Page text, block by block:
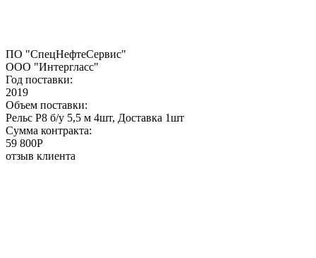
ПО "СпецНефтеСервис"
ООО "Интергласс"
Год поставки:
2019
Объем поставки:
Рельс Р8 б/у 5,5 м 4шт, Доставка 1шт
Сумма контракта:
59 800P
отзыв клиента